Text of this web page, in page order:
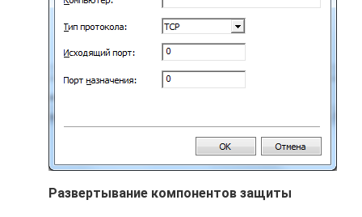
Развертывание компонентов защиты